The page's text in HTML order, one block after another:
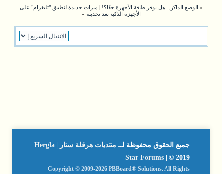
« الوضع الداكن.. هل يوفر طاقة الأجهزة حقًا؟! | ميزات جديدة لتطبيق "تليغرام" على
الأجهزة الذكية بعد تحديثه »
جميع الحقوق محفوظة لــ
منتديات هرقلة ستار | Hergla
Star Forums| © 2019
Copyright © 2009-2026 PBBoard® Solutions. All Rights